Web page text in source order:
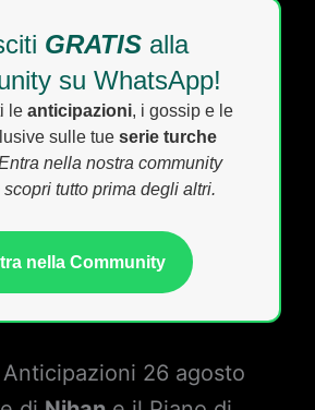
GRATISalla
su WhatsApp!
le anticipazioni, i gossip e le
sulle tue serie turche
nella nostra community
tutto prima degli altri.
nella Community
26 agosto